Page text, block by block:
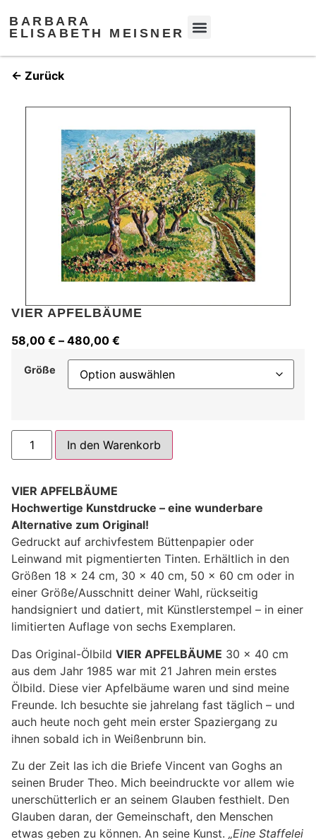
BARBARA
ELISABETH MEISNER
← Zurück
VIER APFELBÄUME
58,00 € – 480,00 €
Größe
In den Warenkorb
VIER APFELBÄUME
Hochwertige Kunstdrucke – eine wunderbare
Alternative zum Original!
Gedruckt auf archivfestem Büttenpapier oder
Leinwand mit pigmentierten Tinten. Erhältlich in den
Größen 18 x 24 cm, 30 x 40 cm, 50 x 60 cm oder in
einer Größe/Ausschnitt deiner Wahl, rückseitig
handsigniert und datiert, mit Künstlerstempel – in einer
limitierten Auflage von sechs Exemplaren.
Das Original-Ölbild VIER APFELBÄUME 30 x 40 cm
aus dem Jahr 1985 war mit 21 Jahren mein erstes
Ölbild. Diese vier Apfelbäume waren und sind meine
Freunde. Ich besuchte sie jahrelang fast täglich – und
auch heute noch geht mein erster Spaziergang zu
ihnen sobald ich in Weißenbrunn bin.
Zu der Zeit las ich die Briefe Vincent van Goghs an
seinen Bruder Theo. Mich beeindruckte vor allem wie
unerschütterlich er an seinem Glauben festhielt. Den
Glauben daran, der Gemeinschaft, den Menschen
etwas geben zu können. An seine Kunst. „Eine Staffelei